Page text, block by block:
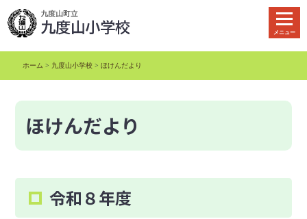
文
移
メニュー
ホーム > 九度山小学校 >ほけんだより
ほけんだより
令和８年度